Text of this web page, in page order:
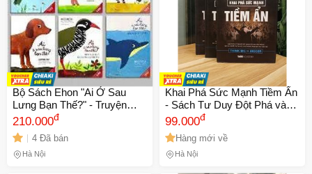
Bộ Sách Ehon "Ai Ở Sau
Lưng Bạn Thế?" - Truyện
Nhật Bản Dành Cho Bé Từ 0-
3 Tuổi Về Động Vật (Trọn Bộ
6 Cuốn)
210.000đ
4 Đã bán
Hà Nội
Khai Phá Sức Mạnh Tiềm Ẩn
- Sách Tư Duy Đột Phá và
Chiến Lược Hành Động của
Nguyễn Tất Kiểm
99.000đ
Hàng mới về
Hà Nội